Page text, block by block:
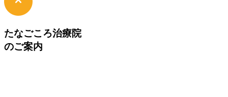
たなごころ治療院
のご案内